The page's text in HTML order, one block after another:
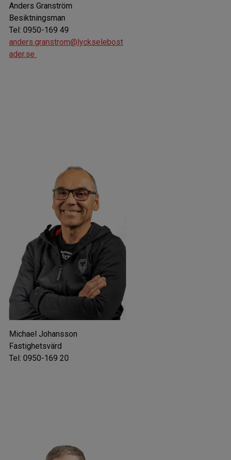
Anders Granström
Besiktningsman
Tel: 0950-169 49
anders.granstrom@lyckselebost
ader.se
Michael Johansson
Fastighetsvärd
Tel: 0950-169 20